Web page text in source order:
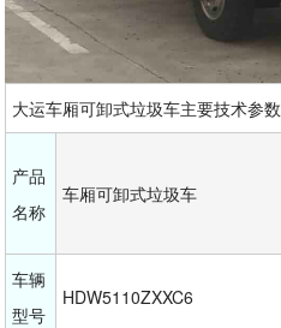
大运车厢可卸式垃圾车主要技术参数
产品
名称
车厢可卸式垃圾车
车辆
型号
HDW5110ZXXC6